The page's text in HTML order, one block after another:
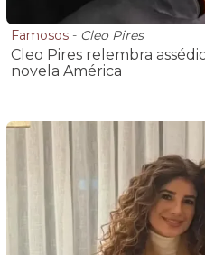
Famosos - Cleo Pires
Cleo Pires relembra
novela América